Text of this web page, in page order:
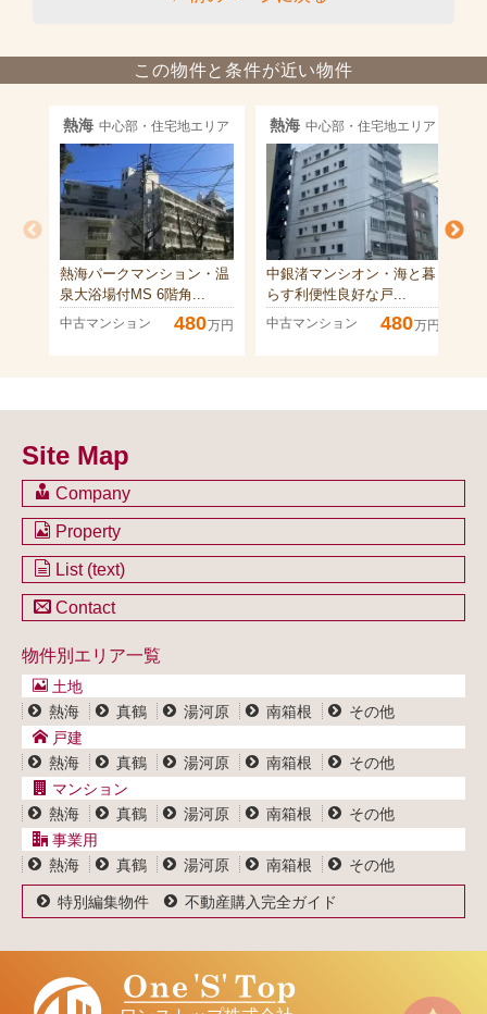
この物件と条件が近い物件
熱海 中心部・住宅地エリア
熱海パークマンション・温
泉大浴場付MS 6階角...
中古マンション 480万円
熱海 中心部・住宅地エリア
中銀渚マンシオン・海と暮
らす利便性良好な戸...
中古マンション 480万円
Site Map
Company
会社のご案内
不動産を購入したい方
不動産を売却したい方
不動産買取システム
Property
土地一覧
戸建一覧
マンション一覧
事業用物件一覧
List (text)
土地一覧
マンション一覧
事業用物件一覧
Contact
ブログ
プライバシーポリシー
サイトポリシー
物件別エリア一覧
土地
熱海
真鶴 湯河原 南箱根
その他
戸建
熱海
真鶴 湯河原 南箱根
その他
マンション
熱海
真鶴 湯河原 南箱根
その他
事業用
熱海
真鶴 湯河原 南箱根 その他
特別編集物件 不動産購入完全ガイド